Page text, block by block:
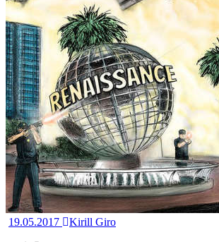
19.05.2017
Kirill Giro